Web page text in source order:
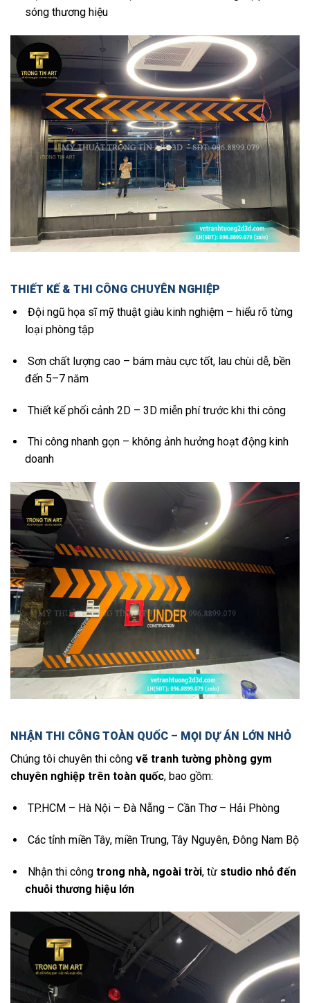
sóng thương hiệu
THIẾT KẾ & THI CÔNG CHUYÊN NGHIỆP
Đội ngũ họa sĩ mỹ thuật giàu kinh nghiệm – hiểu rõ từng
loại phòng tập
Sơn chất lượng cao – bám màu cực tốt, lau chùi dễ, bền
đến 5–7 năm
Thiết kế phối cảnh 2D – 3D miễn phí trước khi thi công
Thi công nhanh gọn – không ảnh hưởng hoạt động kinh
doanh
NHẬN THI CÔNG TOÀN QUỐC – MỌI DỰ ÁN LỚN NHỎ
Chúng tôi chuyên thi công vẽ tranh tường phòng gym
chuyên nghiệp trên toàn quốc, bao gồm:
TP.HCM – Hà Nội – Đà Nẵng – Cần Thơ – Hải Phòng
Các tỉnh miền Tây, miền Trung, Tây Nguyên, Đông Nam Bộ
Nhận thi công trong nhà, ngoài trời, từ studio nhỏ đến
chuỗi thương hiệu lớn